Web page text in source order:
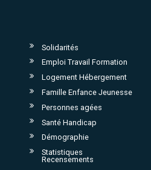
Solidarités
Emploi Travail Formation
Logement Hébergement
Famille Enfance Jeunesse
Personnes agées
Santé Handicap
Démographie
Statistiques
Recensements